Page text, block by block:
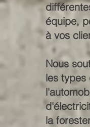
équipe,
à vos
Nous
les types
la